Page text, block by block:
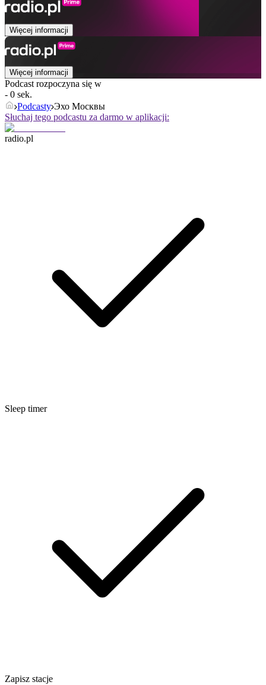
Więcej informacji
Więcej informacji
Podcast rozpoczyna się w
- 0 sek.
Podcasty Эхо Москвы
Słuchaj tego podcastu za darmo w aplikacji:
radio.pl
Sleep timer
Zapisz stacje